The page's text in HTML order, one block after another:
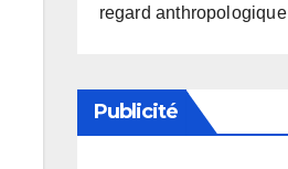
regard anthropologique
Publicité